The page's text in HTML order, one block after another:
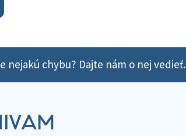
nejakú chybu? Dajte nám o nej vedieť.